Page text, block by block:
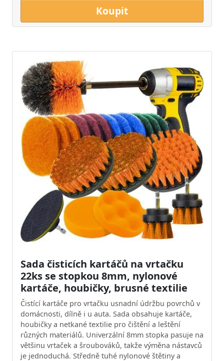
Koupit
Sada čisticích kartáčů na vrtačku
22ks se stopkou 8mm, nylonové
kartáče, houbičky, brusné textilie
Čistící kartáče pro vrtačku usnadní údržbu povrchů v
domácnosti, dílně i u auta. Sada obsahuje kartáče,
houbičky a netkané textilie pro čištění a leštění
různých materiálů. Univerzální 8mm stopka pasuje na
většinu vrtaček a šroubováků, takže výměna nástavců
je jednoduchá. Středně tuhé nylonové štětiny a